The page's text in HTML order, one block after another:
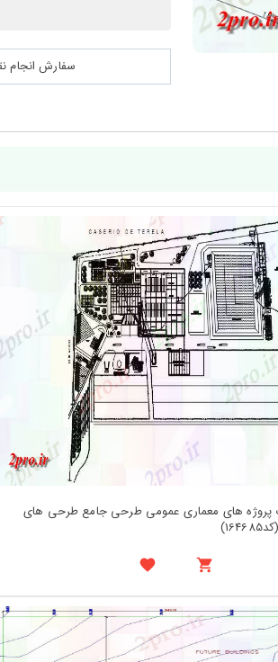
سفارش انجام
پروژه های معماری عمومی طرحی جامع طرحی های